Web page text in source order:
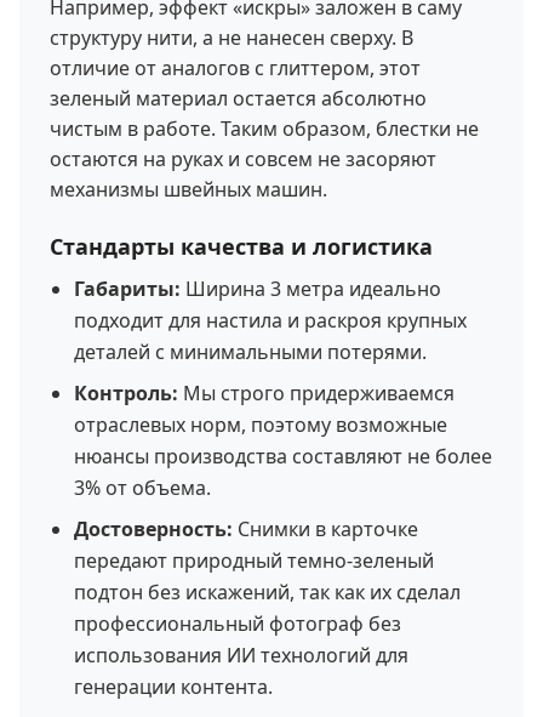
Например, эффект «искры» заложен в саму
структуру нити, а не нанесен сверху. В
отличие от аналогов с глиттером, этот
зеленый материал остается абсолютно
чистым в работе. Таким образом, блестки не
остаются на руках и совсем не засоряют
механизмы швейных машин.
Стандарты качества и логистика
Габариты: Ширина 3 метра идеально
подходит для настила и раскроя крупных
деталей с минимальными потерями.
Контроль: Мы строго придерживаемся
отраслевых норм, поэтому возможные
нюансы производства составляют не более
3% от объема.
Достоверность: Снимки в карточке
передают природный темно-зеленый
подтон без искажений, так как их сделал
профессиональный фотограф без
использования ИИ технологий для
генерации контента.